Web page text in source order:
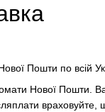
Пошти по всій
Нової Пошти.
враховуйте,